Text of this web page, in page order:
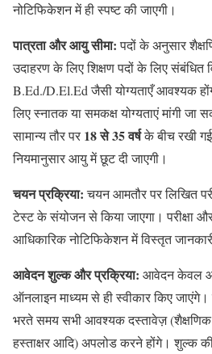
नोटिफिकेशन में ही स्पष्ट की जाएगी।
पात्रता और आयु सीमा:पदों के अनुसार
उदाहरण के लिए शिक्षण पदों के लिए संबंधित
B.Ed./D.El.Ed जैसी योग्यताएँ आवश्यक
लिए स्नातक या समकक्ष योग्यताएं मांगी जा
सामान्य तौर पर 18 से 35 वर्षके बीच रखी गई
नियमानुसार आयु में छूट दी जाएगी।
चयन प्रक्रिया:चयन आमतौर पर लिखित
टेस्ट के संयोजन से किया जाएगा। परीक्षा
आधिकारिक नोटिफिकेशन में विस्तृत
आवेदन शुल्क और प्रक्रिया: आवेदन केवल
ऑनलाइन माध्यम से ही स्वीकार किए
भरते समय सभी आवश्यक दस्तावेज़ (शैक्षणिक
हस्ताक्षर आदि) अपलोड करने होंगे। शुल्क